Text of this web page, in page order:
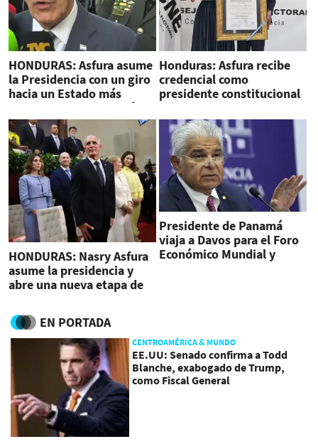
HONDURAS: Asfura asume
la Presidencia con un giro
hacia un Estado más
pequeño y pro inversión
Honduras: Asfura recibe
credencial como
presidente constitucional
HONDURAS: Nasry Asfura
asume la presidencia y
abre una nueva etapa de
Presidente de Panamá
viaja a Davos para el Foro
Económico Mundial y
EN PORTADA
CENTROAMÉRICA & MUNDO
EE.UU: Senado confirma a Todd
Blanche, exabogado de Trump,
como Fiscal General